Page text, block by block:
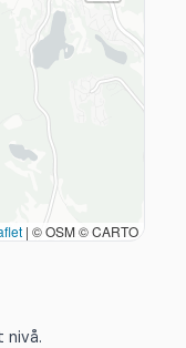
| © OSM © CARTO
nivå.